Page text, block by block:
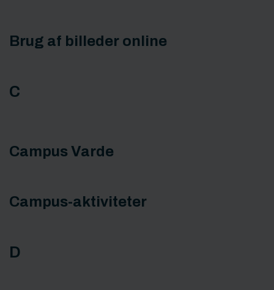
Brug af billeder online
C
Campus Varde
Campus-aktiviteter
D